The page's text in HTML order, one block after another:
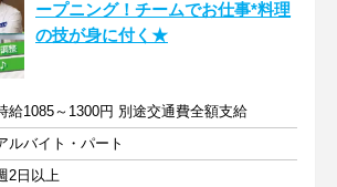
ープニング！チームでお仕事*料理
の技が身に付く★
給1085～1300円 別途交通費全額支給
ルバイト・パート
2日以上